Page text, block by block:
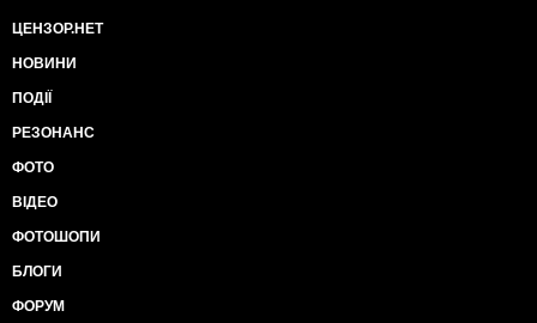
ЦЕНЗОР.НЕТ
НОВИНИ
ПОДІЇ
РЕЗОНАНС
ФОТО
ВІДЕО
ФОТОШОПИ
БЛОГИ
ФОРУМ